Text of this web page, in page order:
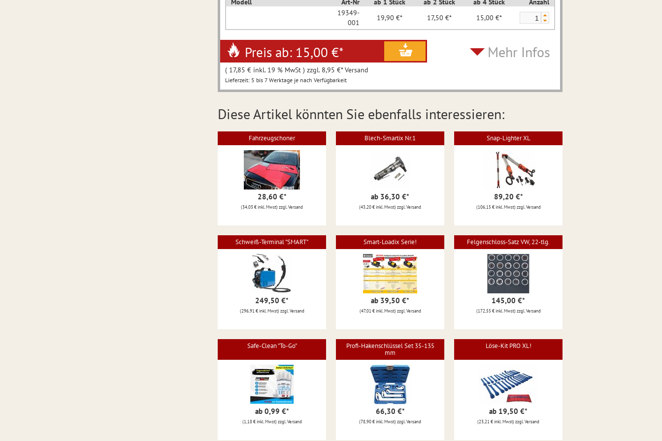
Modell Art-Nr Anzahl
ab 1 Stück ab 2 Stück
ab 4 Stück
19349-
001
19,90 €* 17,50 €* 15,00 €*
Preis ab: 15,00 €*
( 17,85 € inkl. 19 % MwSt ) zzgl. 8,95 €* Versand
Lieferzeit: 5 bis 7 Werktage je nach Verfügbarkeit
Mehr Infos
Diese Artikel könnten Sie ebenfalls interessieren:
Fahrzeugschoner
28,60 €*
(34,03 € inkl. Mwst) zzgl. Versand
Blech-Smartix Nr.1
ab 36,30 €*
(43,20 € inkl. Mwst) zzgl. Versand
Snap-Lighter XL
89,20 €*
(106,15 € inkl. Mwst) zzgl. Versand
Schweiß-Terminal "SMART"
249,50 €*
(296,91 € inkl. Mwst) zzgl. Versand
Smart-Loadix Serie!
ab 39,50 €*
(47,01 € inkl. Mwst) zzgl. Versand
Felgenschloss-Satz VW, 22-tlg.
145,00 €*
(172,55 € inkl. Mwst) zzgl. Versand
Safe-Clean "To-Go"
ab 0,99 €*
(1,18 € inkl. Mwst) zzgl. Versand
Profi-Hakenschlüssel Set 35-135
mm
66,30 €*
(78,90 € inkl. Mwst) zzgl. Versand
Löse-Kit PRO XL!
ab 19,50 €*
(23,21 € inkl. Mwst) zzgl. Versand